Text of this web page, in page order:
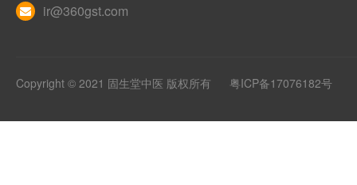
ir@360gst.com
Copyright © 2021 固生堂中医 版权所有 粤ICP备17076182号